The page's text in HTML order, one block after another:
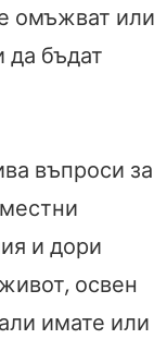
омъжват или
да бъдат
въпроси за
и дори
освен
имате или